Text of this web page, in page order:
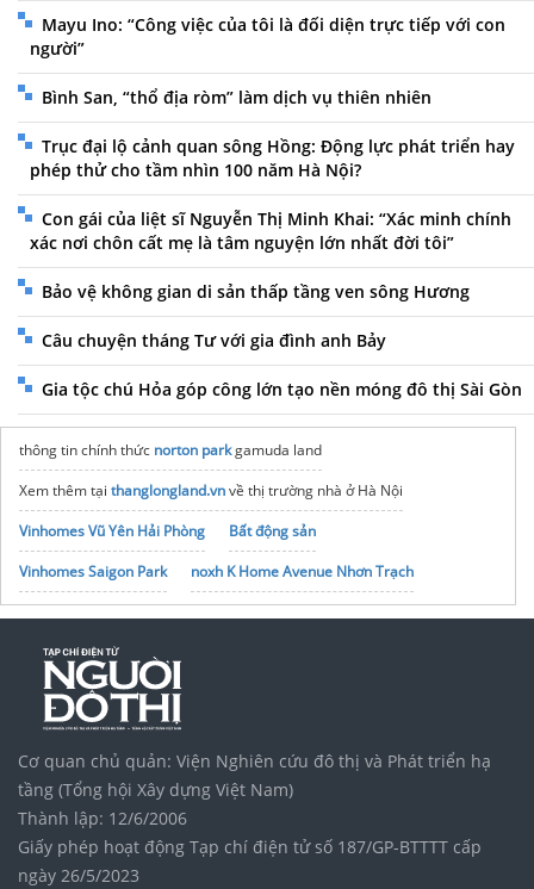
Mayu Ino: “Công việc của tôi là đối diện trực tiếp với con
người”
Bình San, “thổ địa ròm” làm dịch vụ thiên nhiên
Trục đại lộ cảnh quan sông Hồng: Động lực phát triển hay
phép thử cho tầm nhìn 100 năm Hà Nội?
Con gái của liệt sĩ Nguyễn Thị Minh Khai: “Xác minh chính
xác nơi chôn cất mẹ là tâm nguyện lớn nhất đời tôi”
Bảo vệ không gian di sản thấp tầng ven sông Hương
Câu chuyện tháng Tư với gia đình anh Bảy
Gia tộc chú Hỏa góp công lớn tạo nền móng đô thị Sài Gòn
thông tin chính thức norton parkgamuda land
Xem thêm tại thanglongland.vnvề thị trường nhà ở Hà Nội
Vinhomes Vũ Yên Hải Phòng
Bất động sản
Vinhomes Saigon Park
noxh K Home Avenue Nhơn Trạch
Tập đoàn Bcons Group
Cơ quan chủ quản: Viện Nghiên cứu đô thị và Phát triển hạ
tầng (Tổng hội Xây dựng Việt Nam)
Thành lập: 12/6/2006
Giấy phép hoạt động Tạp chí điện tử số 187/GP-BTTTT cấp
ngày 26/5/2023